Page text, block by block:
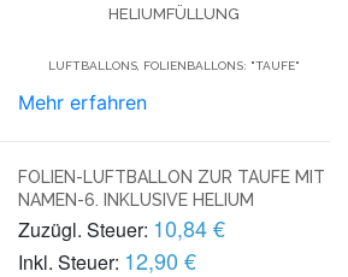
ELIUMFÜLLUNG
LUFTBALLONS, FOLIENBALLONS: "TAUFE"
Mehr erfahren
FOLIEN-LUFTBALLON ZUR TAUFE MIT
NAMEN-6. INKLUSIVE HELIUM
Zuzügl. Steuer: 10,84 €
Inkl. Steuer: 12,90 €